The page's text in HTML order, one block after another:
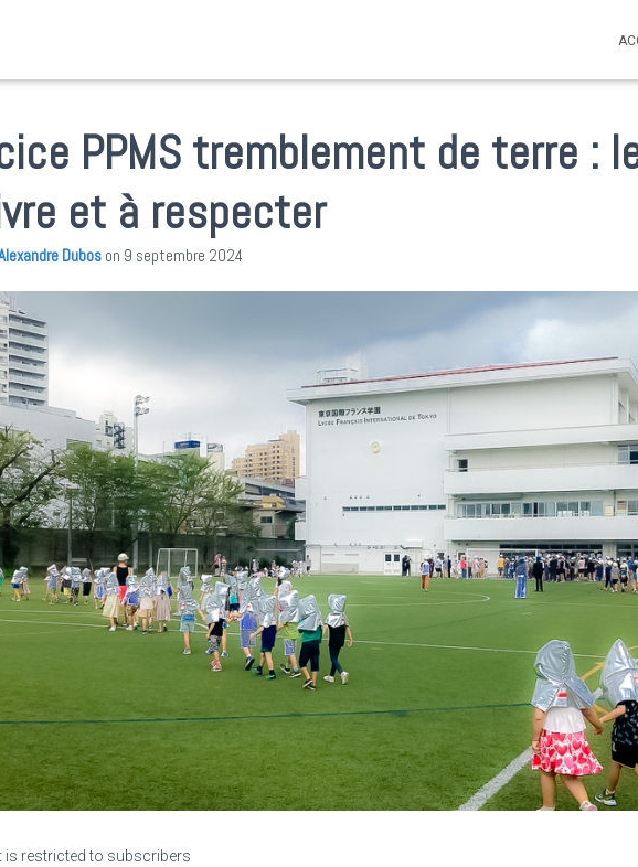
PPMS tremblement de terre :
et à respecter
Dubos on 9 septembre 2024
is restricted to subscribers